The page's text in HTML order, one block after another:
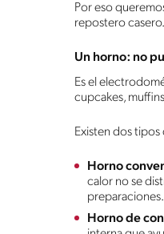
Por eso
repostero casero.
Un horno: no
Es el
cupcakes,
Existen dos
Horno
calor no se
preparaciones.
Horno de